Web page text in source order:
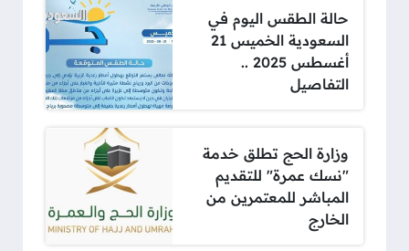
حالة الطقس اليوم في
السعودية الخميس 21
أغسطس 2025 ..
التفاصيل
وزارة الحج تطلق خدمة
"نسك عمرة" للتقديم
المباشر للمعتمرين من
الخارج